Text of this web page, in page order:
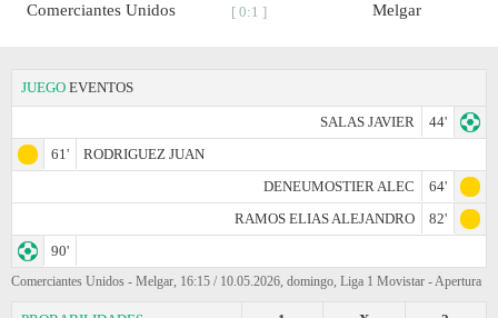
Comerciantes Unidos [ 0:1 ] Melgar
JUEGO EVENTOS
SALAS JAVIER
44'
61'
RODRIGUEZ JUAN
DENEUMOSTIER ALEC
64'
RAMOS ELIAS ALEJANDRO
82'
90'
Comerciantes Unidos - Melgar, 16:15 / 10.05.2026, domingo, Liga 1 Movistar - Apertura